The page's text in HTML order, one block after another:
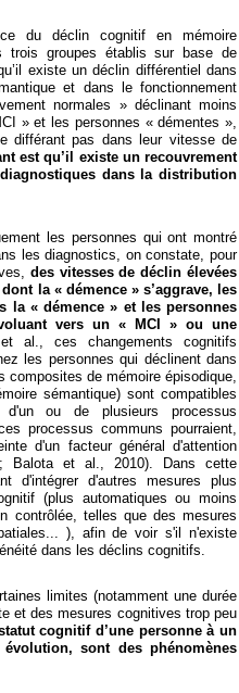
du déclin cognitif en mémoire
trois groupes établis sur base de
existe un déclin différentiel dans
et dans le fonctionnement
normales » déclinant moins
» et les personnes « démentes »,
différant pas dans leur vitesse de
est qu’il existe un recouvrement
dans la distribution
les personnes qui ont montré
les diagnostics, on constate, pour
des vitesses de déclin élevées
la « démence » s’aggrave, les
la « démence » et les personnes
vers un « MCI » ou une
al.,
ces changements cognitifs
les personnes qui déclinent dans
composites de mémoire épisodique,
sémantique) sont compatibles
ou de plusieurs processus
processus communs pourraient,
d'un facteur général d'attention
Balota et al., 2010). Dans cette
d'intégrer d'autres mesures plus
(plus automatiques ou moins
contrôlée, telles que des mesures
), afin de voir s'il n'existe
dans les déclins cognitifs.
limites (notamment une durée
et des mesures cognitives trop peu
cognitif d’une personne à un
sont des phénomènes